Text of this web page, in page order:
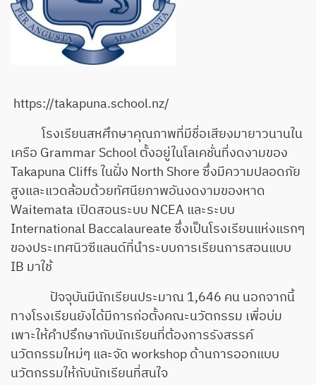
https://takapuna.school.nz/
โรงเรียนสหศึกษาคุณภาพที่มีชื่อเสียงมายาวนานใน
เครือ Grammar School ตั้งอยู่ในโลเคชั่นที่งดงามของ
Takapuna Cliffs ในฝั่ง North Shore ซึ่งมีความปลอดภัย
สูงและแวดล้อมด้วยทัศนียภาพอันงดงามของหาด
Waitemata เปิดสอนระบบ NCEA และระบบ
International Baccalaureate ซึ่งเป็นโรงเรียนแห่งแรกๆ
ของประเทศนิวซีแลนด์ที่นำระบบการเรียนการสอนแบบ
IB มาใช้
ปัจจุบันมีนักเรียนประมาณ 1,646 คน นอกจากนี้
ทางโรงเรียนยังได้มีการก่อตั้งคณะนวัตกรรม เพื่อบ่ม
เพาะให้คำปรึกษากับนักเรียนที่ต้องการรังสรรค์
นวัตกรรมใหม่ๆ และจัด workshop ด้านการออกแบบ
นวัตกรรมให้กับนักเรียนที่สนใจ